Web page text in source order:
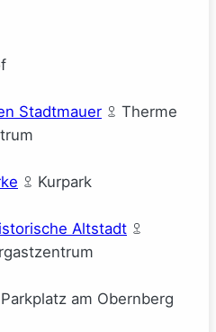
Stadtmauer
Therme
Kurpark
Altstadt
Parkplatz am Obernberg